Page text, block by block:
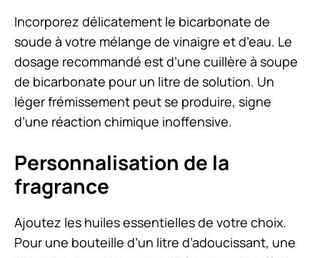
Incorporez délicatement le bicarbonate de
soude à votre mélange de vinaigre et d’eau. Le
dosage recommandé est d’une cuillère à soupe
de bicarbonate pour un litre de solution. Un
léger frémissement peut se produire, signe
d’une réaction chimique inoffensive.
Personnalisation de la
fragrance
Ajoutez les huiles essentielles de votre choix.
Pour une bouteille d’un litre d’adoucissant, une